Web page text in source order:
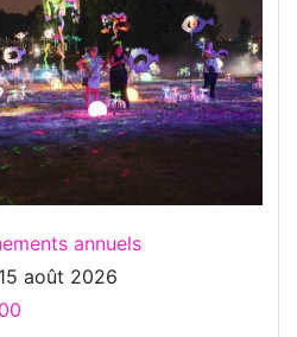
annuels
août 2026